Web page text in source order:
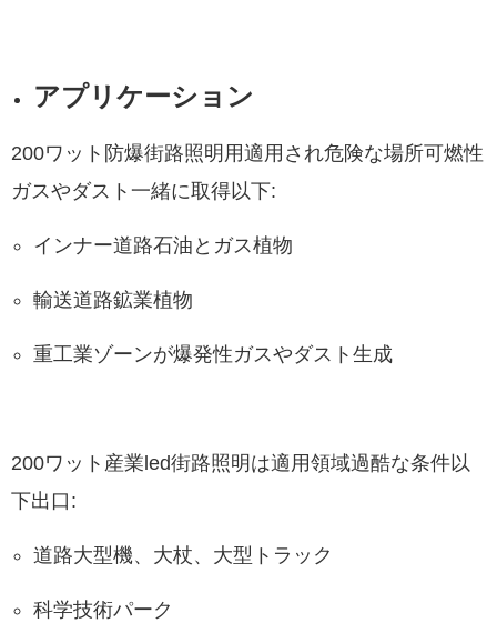
アプリケーション
200ワット防爆街路照明用適用され危険な場所可燃性
ガスやダスト一緒に取得以下:
インナー道路石油とガス植物
輸送道路鉱業植物
重工業ゾーンが爆発性ガスやダスト生成
200ワット産業led街路照明は適用領域過酷な条件以
下出口:
道路大型機、大杖、大型トラック
科学技術パーク